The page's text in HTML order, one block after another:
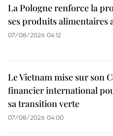
La Pologne renforce la
ses produits alimentaires
07/08/2026 04:12
Le Vietnam mise sur son
financier international
sa transition verte
07/08/2026 04:00